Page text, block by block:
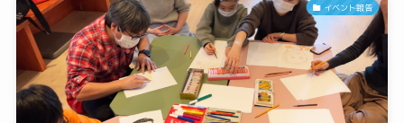
イベント報告